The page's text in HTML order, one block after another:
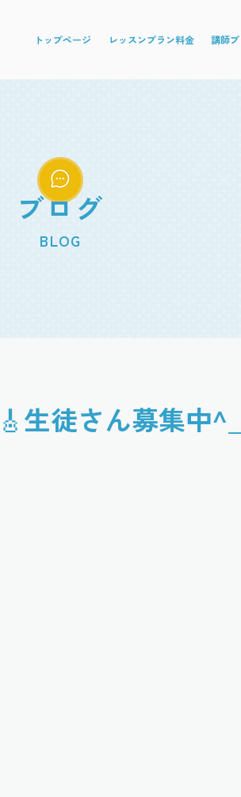
トップページ レッスンプラン料金 講師
ブログ
BLOG
生徒さん募集中